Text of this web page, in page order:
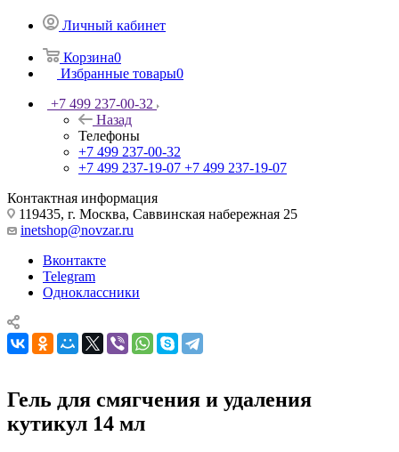
Личный кабинет
Корзина0
Избранные товары0
+7 499 237-00-32
Назад
Телефоны
+7 499 237-00-32
+7 499 237-19-07 +7 499 237-19-07
Контактная информация
119435, г. Москва, Саввинская набережная 25
inetshop@novzar.ru
Вконтакте
Telegram
Одноклассники
Гель для смягчения и удаления
кутикул 14 мл